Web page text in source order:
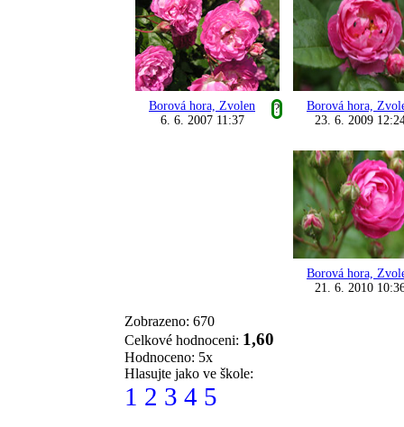
Borová hora, Zvolen
?
6. 6. 2007 11:37
Borová hora,
23. 6. 2009
Borová hora,
21. 6. 2010
Zobrazeno: 670
Celkové hodnoceni: 1,60
Hodnoceno: 5x
Hlasujte jako ve škole:
1 2 3 4 5